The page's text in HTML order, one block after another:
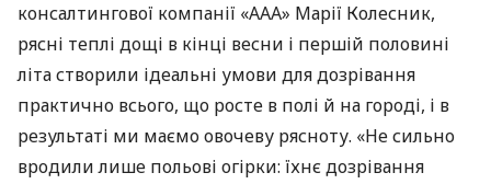
консалтингової компанії «ААА» Марії Колесник,
рясні теплі дощі в кінці весни і першій половині
літа створили ідеальні умови для дозрівання
практично всього, що росте в полі й на городі, і в
результаті ми маємо овочеву рясноту. «Не сильно
вродили лише польові огірки: їхнє дозрівання